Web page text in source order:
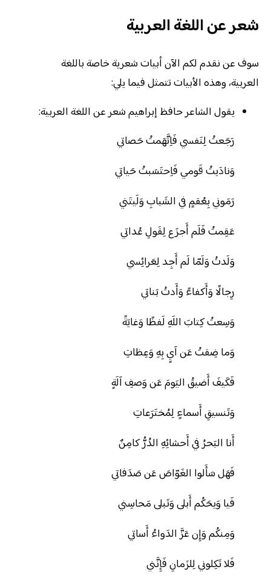
شعر عن اللغة العربية
سوف عن نقدم لكم الآن أبيات شعرية خاصة باللغة
العربية، وهذه الأبيات تتمثل فيما يلي:
يقول الشاعر حافظ إبراهيم شعر عن اللغة العربية:
رَجَعتُ لِنَفسي فَاِتَّهَمتُ حَصاتي
وَنادَيتُ قَومي فَاِحتَسَبتُ حَياتي
رَمَوني بِعُقمٍ في الشَبابِ وَلَيتَني
عَقِمتُ فَلَم أَجزَع لِقَولِ عُداتي
وَلَدتُ وَلَمّا لَم أَجِد لِعَرائِسي
رِجالًا وَأَكفاءً وَأَدتُ بَناتي
وَسِعتُ كِتابَ اللَهِ لَفظًا وَغايَةً
وَما ضِقتُ عَن آيٍ بِهِ وَعِظاتِ
فَكَيفَ أَضيقُ اليَومَ عَن وَصفِ آلَةٍ
وَتَنسيقِ أَسماءٍ لِمُختَرَعاتِ
أَنا البَحرُ في أَحشائِهِ الدُرُّ كامِنٌ
فَهَل سَأَلوا الغَوّاصَ عَن صَدَفاتي
فَيا وَيحَكُم أَبلى وَتَبلى مَحاسِني
وَمِنكُم وَإِن عَزَّ الدَواءُ أَساتي
فَلا تَكِلوني لِلزَمانِ فَإِنَّني